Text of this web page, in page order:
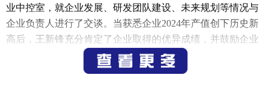
业中控室，就企业发展、研发团队建设、未来规划等情况与
企业负责人进行了交谈。当获悉企业2024年产值创下历史新
高后，王新锋充分肯定了企业取得的优异成绩，并鼓励企业
乘胜追击，加大市场开拓力度，积极拓展更大的市场，继续
保持良好的发展态势，为建德经济社会高质量发展注入新的